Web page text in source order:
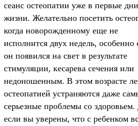
сеанс остеопатии уже в первые
жизни. Желательно посетить
когда новорожденному еще не
исполнится двух недель, особенно
он появился на свет в результате
стимуляции, кесарева сечения или
недоношенным. В этом возрасте
остеопатией устраняются даже
серьезные проблемы со
если вы уверены, что с ребенком